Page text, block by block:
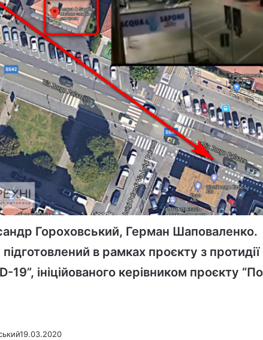
Гороховський, Герман Шаповаленко.
в рамках проєкту з
19”, ініційованого керівником проєкту
19.03.2020